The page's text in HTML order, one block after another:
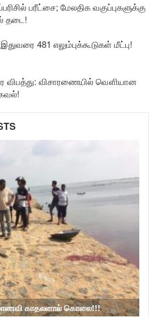
பரீட்சை; மேலதிக வகுப்புகளுக்கு
தடை!
481 எலும்புக்கூடுகள் மீட்பு!
விபத்து: விசாரணையில் வௌியான
காதலனால் கொலை!!!